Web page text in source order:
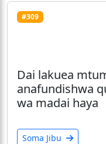
#309
Dai lakuea
anafundishwa
wa madai haya
Soma Jibu